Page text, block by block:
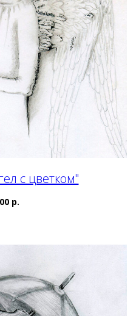
с цветком"
р.